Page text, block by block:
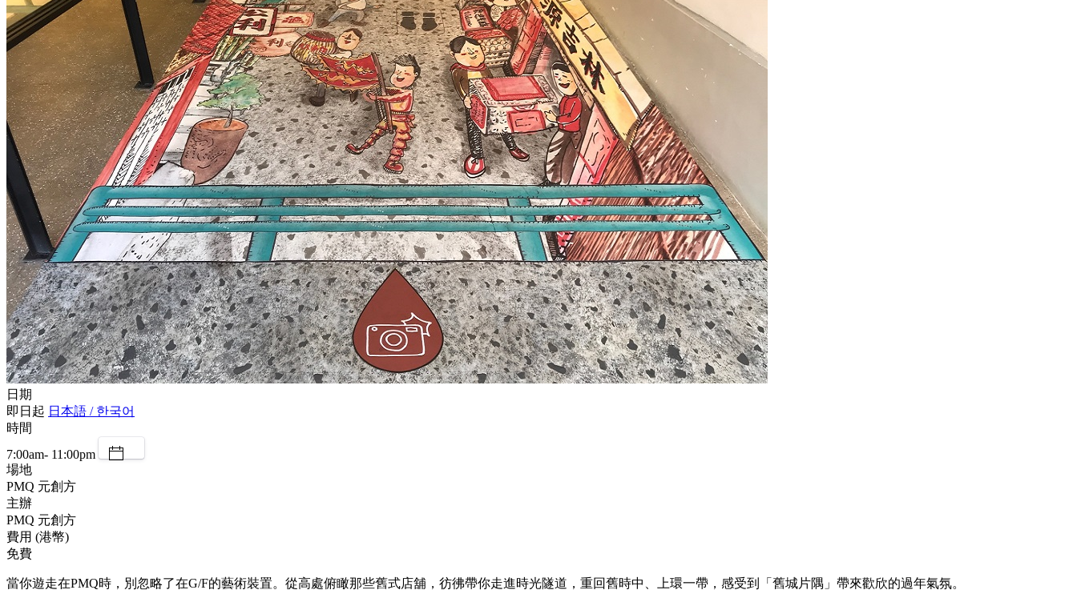
日期
即日起 日本語 / 한국어
時間
7:00am- 11:00pm
場地
PMQ 元創方
主辦
PMQ 元創方
費用 (港幣)
免費
當你遊走在PMQ時，別忽略了在G/F的藝術裝置。從高處俯瞰那些舊式店舖，彷彿帶你走進時光隧道，重回舊時中、上環一帶，感受到「舊城片隅」帶來歡欣的過年氣氛。